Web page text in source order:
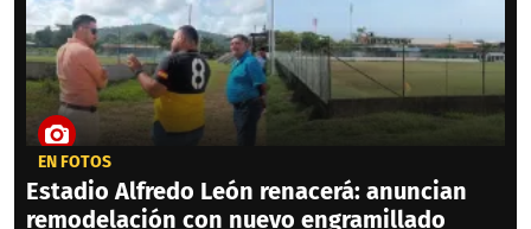
EN FOTOS
Estadio Alfredo León renacerá: anuncian
remodelación con nuevo engramillado